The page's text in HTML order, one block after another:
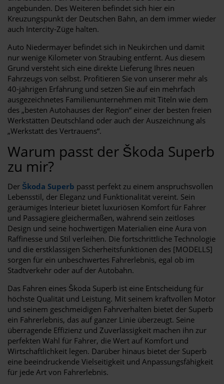
angebunden. Des Weiteren befindet sich hier ein
Kreuzungspunkt der Deutschen Bahn, an dem immer wieder
auch Intercity-Züge halten.
Auto Niedermayer befindet sich in Neukirchen und damit
nur wenige Kilometer von Straubing entfernt. Aus diesem
Grund versteht sich eine direkte Lieferung Ihres neuen
Fahrzeugs von selbst. Profitieren Sie von unserer mehr als
40-jährigen Erfahrung und setzen Sie auf ein mehrfach
ausgezeichnetes Familienunternehmen mit Titeln wie dem
des „besten Autohauses der Region“ einer der besten freien
Werkstätten Deutschland oder auch der Auszeichnung als
„Werkstatt des Vertrauens“.
Warum passt der Škoda Superb
zu mir?
Der Škoda Superb passt perfekt zu einem anspruchsvollen
Lebensstil, der Eleganz und Funktionalität vereint. Sein
geräumiges Interieur bietet luxuriösen Komfort für Fahrer
und Passagiere gleichermaßen, während sein zeitloses
Design und seine hochwertigen Materialien eine Aura von
Raffinesse und Stil verleihen. Die fortschrittliche Technologie
und die erstklassigen Sicherheitsfunktionen des [MODELLS]
sorgen für ein unbeschwertes Fahrerlebnis, egal ob im
Stadtverkehr oder auf der Autobahn.
Das Fahren eines Škoda Superb ist eine Entscheidung für
höchste Qualität und Leistung. Mit seinem kraftvollen Motor
und seinem geschmeidigen Fahrverhalten bietet der Superb
ein Fahrerlebnis, das auf ganzer Linie überzeugt. Seine
überragende Effizienz und Zuverlässigkeit machen ihn zur
perfekten Wahl für Fahrer, die Wert auf Komfort und
Wirtschaftlichkeit legen. Darüber hinaus bietet der Superb
eine beeindruckende Vielseitigkeit und Anpassungsfähigkeit
für jede Art von Fahrerlebnis.